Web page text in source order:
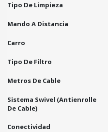
Tipo De Limpieza
Mando A Distancia
Carro
Tipo De Filtro
Metros De Cable
Sistema Swivel (antienrolle
De Cable)
Conectividad